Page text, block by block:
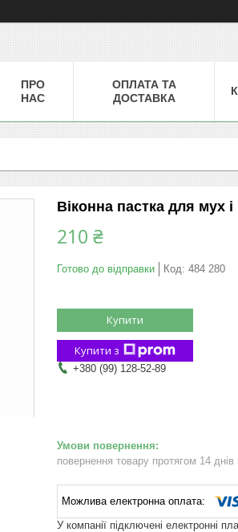
ПРО
НАС
ОПЛАТА ТА
ДОСТАВКА
Віконна пастка для мух
210 ₴
Готово до відправки Код: 484 280
Купити
Купити з
+380 (99) 128-52-89
повернення товару протягом 14 днів
У компанії підключені електронні